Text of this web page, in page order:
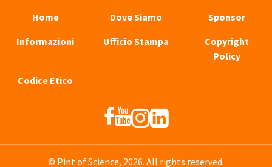
Home Dove Siamo
Sponsor
Informazioni
Ufficio Stampa
Copyright
Policy
Codice Etico
© Pint of Science, 2026. All rights reserved.